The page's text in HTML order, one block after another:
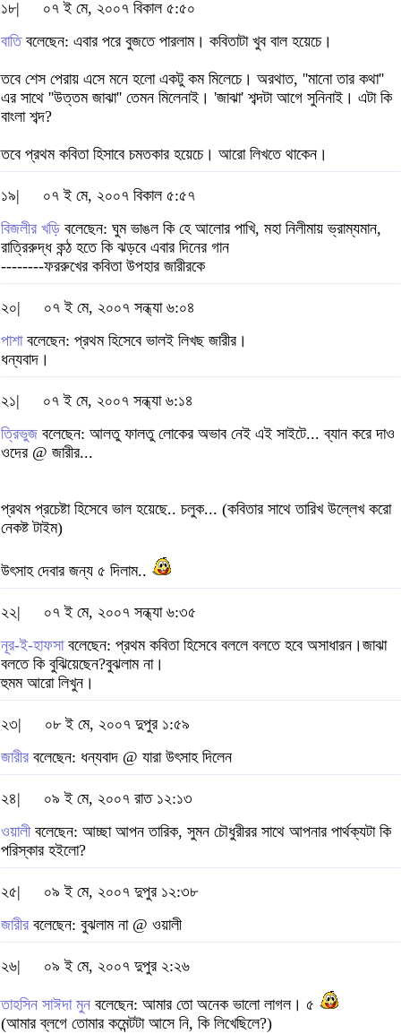
১৮|
০৭ ই মে, ২০০৭ বিকাল ৫:৫০
বাতিবলেছেন: এবার পরে বুজতে পারলাম। কবিতাটা খুব বাল হয়েচে।
তবে শেস পেরায় এসে মনে হলো একটু কম মিলেচে। অরথাত, ''মানো তার কথা''
এর সাথে ''উত্তম জাঝা'' তেমন মিলেনাই। 'জাঝা' শব্দটা আগে সুনিনাই। এটা কি
বাংলা শব্দ?
তবে প্রথম কবিতা হিসাবে চমতকার হয়েচে। আরো লিখতে থাকেন।
১৯|
০৭ ই মে, ২০০৭ বিকাল ৫:৫৭
বিজলীর খড়ি বলেছেন: ঘুম ভাঙল কি হে আলোর পাখি, মহা নিলীমায় ভ্রাম্যমান,
রাত্রিরুদ্ধ কন্ঠ হতে কি ঝড়বে এবার দিনের গান
--------ফররুখের কবিতা উপহার জারীরকে
২০|
০৭ ই মে, ২০০৭ সন্ধ্যা ৬:০৪
পাশাবলেছেন: প্রথম হিসেবে ভালই লিখছ জারীর।
ধন্যবাদ।
২১|
০৭ ই মে, ২০০৭ সন্ধ্যা ৬:১৪
ত্রিভুজ বলেছেন: আলতু ফালতু লোকের অভাব নেই এই সাইটে... ব্যান করে দাও
ওদের @ জারীর...
প্রথম প্রচেষ্টা হিসেবে ভাল হয়েছে.. চলুক... (কবিতার সাথে তারিখ উল্লেখ করো
নেকষ্ট টাইম)
উৎসাহ দেবার জন্য ৫ দিলাম..
২২|
০৭ ই মে, ২০০৭ সন্ধ্যা ৬:৩৫
নূর-ই-হাফসাবলেছেন: প্রথম কবিতা হিসেবে বললে বলতে হবে অসাধারন।জাঝা
বলতে কি বুঝিয়েছেন?বুঝলাম না।
হুমম আরো লিখুন।
২৩|
০৮ ই মে, ২০০৭ দুপুর ১:৫৯
জারীর বলেছেন: ধন্যবাদ @ যারা উৎসাহ দিলেন
২৪|
০৯ ই মে, ২০০৭ রাত ১২:১৩
ওয়ালীবলেছেন: আচ্ছা আপন তারিক, সুমন চৌধুরীরর সাথে আপনার পার্থক্যটা কি
পরিস্কার হইলো?
২৫|
০৯ ই মে, ২০০৭ দুপুর ১২:৩৮
জারীর বলেছেন: বুঝলাম না @ ওয়ালী
২৬| ০৯ ই মে, ২০০৭ দুপুর ২:২৬
তাহসিন সাঈদা মুন বলেছেন: আমার তো অনেক ভালো লাগল। ৫
(আমার ব্লগে তোমার কমেন্টটা আসে নি, কি লিখেছিলে?)